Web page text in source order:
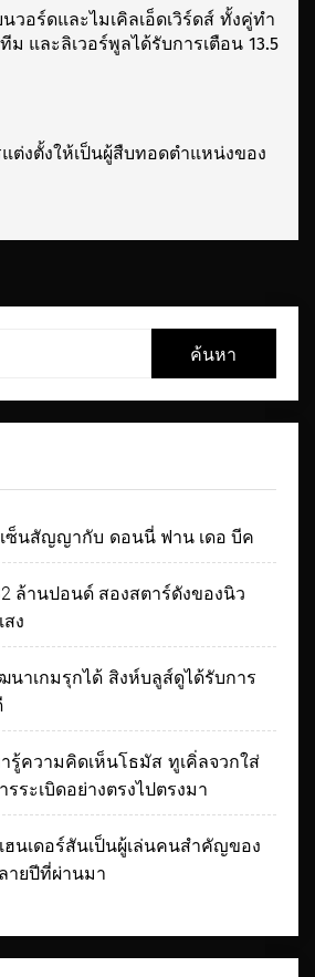
วอร์ดและไมเคิลเอ็ดเวิร์ดส์ ทั้งคู่ทำ
และลิเวอร์พูลได้รับการเตือน 13.5
ต่งตั้งให้เป็นผู้สืบทอดตำแหน่งของ
ซ็นสัญญากับ ดอนนี่ ฟาน เดอ บีค
ล้านปอนด์ สองสตาร์ดังของนิว
ง
าเกมรุกได้ สิงห์บลูส์ดูได้รับการ
ารู้ความคิดเห็นโธมัส ทูเคิ่ลจวกใส่
ระเบิดอย่างตรงไปตรงมา
ฮนเดอร์สันเป็นผู้เล่นคนสำคัญของ
ายปีที่ผ่านมา